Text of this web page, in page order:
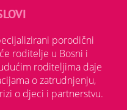
porodični
roditelje u Bosni i
roditeljima daje
o zatrudnjenju,
o djeci i partnerstvu.